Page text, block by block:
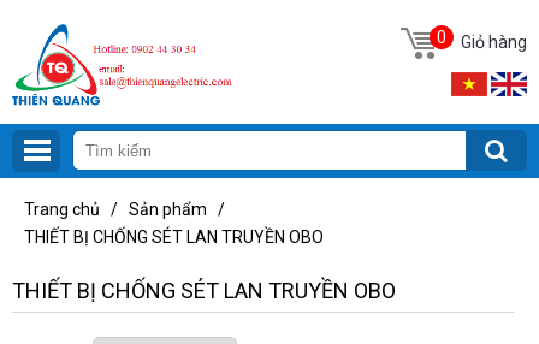
Giỏ hàng
0
Trang chủ / Sản phẩm
/
THIẾT BỊ CHỐNG SÉT LAN TRUYỀN OBO
THIẾT BỊ CHỐNG SÉT LAN TRUYỀN OBO